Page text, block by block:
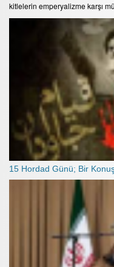
kitlelerin emperyalizme karşı
15 Hordad Günü; Bir